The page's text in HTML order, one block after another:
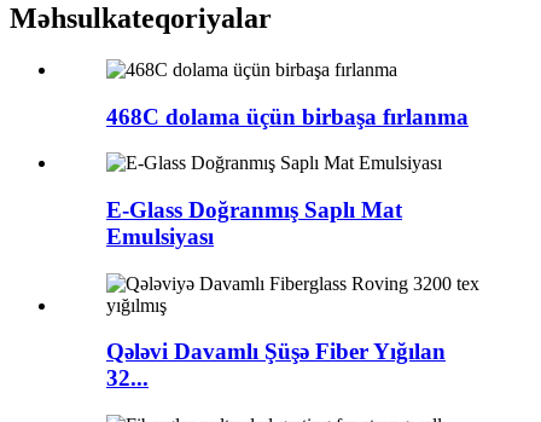
Məhsulkateqoriyalar
468C dolama üçün birbaşa fırlanma
E-Glass Doğranmış Saplı Mat
Emulsiyası
Qələvi Davamlı Şüşə Fiber Yığılan
32...